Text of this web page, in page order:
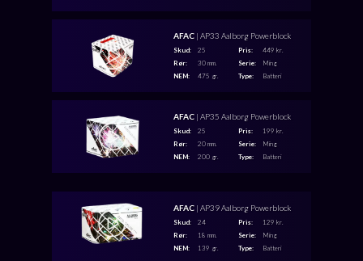
AFAC| AP33 Aalborg Powerblock
AFAC | AP35 Aalborg Powerblock
Skud:
Rør:
NEM:
Pris:
Serie:
Type:
Skud:
Rør:
NEM:
Pris:
Serie:
Type:
25
30 mm.
475 gr.
25
20 mm.
200 gr.
449 kr.
Ming
Batteri
199 kr.
Ming
Batteri
AFAC | AP39 Aalborg Powerblock
Skud:
Rør:
NEM:
Pris:
Serie:
Type:
24
18 mm.
139 gr.
129 kr.
Ming
Batteri